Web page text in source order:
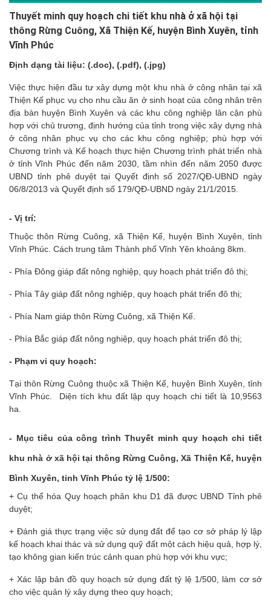
Thuyết minh quy hoạch chi tiết khu nhà ở xã hội tại
thông Rừng Cuông, Xã Thiện Kế, huyện Bình Xuyên, tỉnh
Vĩnh Phúc
Định dạng tài liệu: (.doc), (.pdf), (.jpg)
Việc thực hiện đầu tư xây dựng một khu nhà ở công nhân tại xã
Thiện Kế phục vụ cho nhu cầu ăn ở sinh hoạt của công nhân trên
địa bàn huyện Bình Xuyên và các khu công nghiệp lân cận phù
hợp với chủ trương, định hướng của tỉnh trong việc xây dựng nhà
ở công nhân phục vụ cho các khu công nghiệp; phù hợp với
Chương trình và Kế hoạch thực hiện Chương trình phát triển nhà
ở tỉnh Vĩnh Phúc đến năm 2030, tầm nhìn đến năm 2050 được
UBND tỉnh phê duyệt tại Quyết định số 2027/QĐ-UBND ngày
06/8/2013 và Quyết định số 179/QĐ-UBND ngày 21/1/2015.
- Vị trí:
Thuộc thôn Rừng Cuông, xã Thiện Kế, huyện Bình Xuyên, tỉnh
Vĩnh Phúc. Cách trung tâm Thành phố Vĩnh Yên khoảng 8km.
- Phía Đông giáp đất nông nghiệp, quy hoạch phát triển đô thị;
- Phía Tây giáp đất nông nghiệp, quy hoạch phát triển đô thị;
- Phía Nam giáp thôn Rừng Cuông, xã Thiện Kế.
- Phía Bắc giáp đất nông nghiệp, quy hoạch phát triển đô thị;
- Phạm vi quy hoạch:
Tại thôn Rừng Cuông thuộc xã Thiện Kế, huyện Bình Xuyên, tỉnh
Vĩnh Phúc. Diện tích khu đất lập quy hoạch chi tiết là 10,9563
ha.
- Mục tiêu của công trình Thuyết minh quy hoạch chi tiết
khu nhà ở xã hội tại thông Rừng Cuông, Xã Thiện Kế, huyện
Bình Xuyên, tỉnh Vĩnh Phúc tỷ lệ 1/500:
+ Cụ thể hóa Quy hoạch phân khu D1 đã được UBND Tỉnh phê
duyệt;
+ Đánh giá thực trạng việc sử dụng đất để tạo cơ sở pháp lý lập
kế hoạch khai thác và sử dụng quỹ đất một cách hiệu quả, hợp lý,
tạo không gian kiến trúc cảnh quan phù hợp với khu vực;
+ Xác lập bản đồ quy hoạch sử dụng đất tỷ lệ 1/500, làm cơ sở
cho việc quản lý xây dựng theo quy hoạch;